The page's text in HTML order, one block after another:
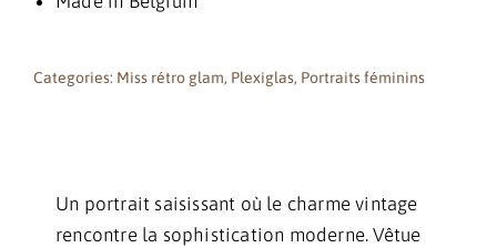
Categories: Miss rétro glam, Plexiglas, Portraits féminins
Un portrait saisissant où le charme vintage
rencontre la sophistication moderne. Vêtue